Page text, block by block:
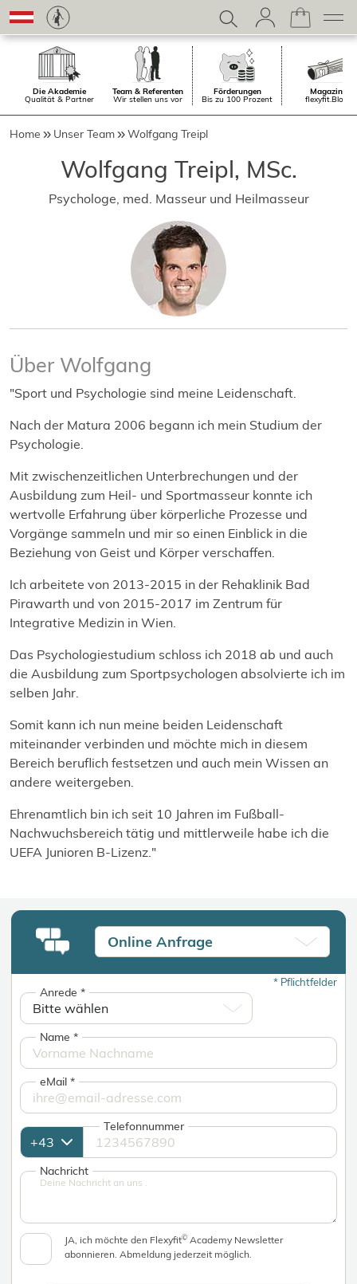
Die Akademie
Qualität & Partner
Team & Referenten
Wir stellen uns vor
Förderungen
Bis zu 100 Prozent
Magazin.
flexyfit.Blog
Home Unser Team Wolfgang Treipl
Wolfgang Treipl, MSc.
Psychologe, med. Masseur und Heilmasseur
Über Wolfgang
"Sport und Psychologie sind meine Leidenschaft.
Nach der Matura 2006 begann ich mein Studium der
Psychologie.
Mit zwischenzeitlichen Unterbrechungen und der
Ausbildung zum Heil- und Sportmasseur konnte ich
wertvolle Erfahrung über körperliche Prozesse und
Vorgänge sammeln und mir so einen Einblick in die
Beziehung von Geist und Körper verschaffen.
Ich arbeitete von 2013-2015 in der Rehaklinik Bad
Pirawarth und von 2015-2017 im Zentrum für
Integrative Medizin in Wien.
Das Psychologiestudium schloss ich 2018 ab und auch
die Ausbildung zum Sportpsychologen absolvierte ich im
selben Jahr.
Somit kann ich nun meine beiden Leidenschaft
miteinander verbinden und möchte mich in diesem
Bereich beruflich festsetzen und auch mein Wissen an
andere weitergeben.
Ehrenamtlich bin ich seit 10 Jahren im Fußball-
Nachwuchsbereich tätig und mittlerweile habe ich die
UEFA Junioren B-Lizenz."
Online Anfrage
*Pflichtfelder
Anrede*
Name*
eMail*
Telefonnummer
Nachricht
JA, ich möchte den Flexyfit© Academy Newsletter
abonnieren. Abmeldung jederzeit möglich.